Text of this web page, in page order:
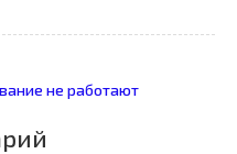
не работают